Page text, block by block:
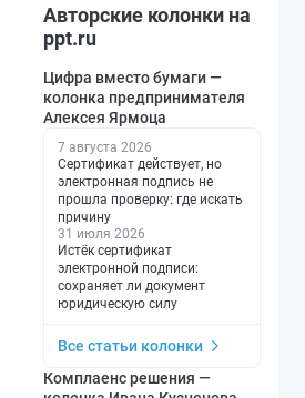
Авторские колонки на
ppt.ru
Цифра вместо бумаги —
колонка предпринимателя
Алексея Ярмоца
7 августа 2026
Сертификат действует, но
электронная подпись не
прошла проверку: где искать
причину
31 июля 2026
Истёк сертификат
электронной подписи:
сохраняет ли документ
юридическую силу
Все статьи колонки
Комплаенс решения —